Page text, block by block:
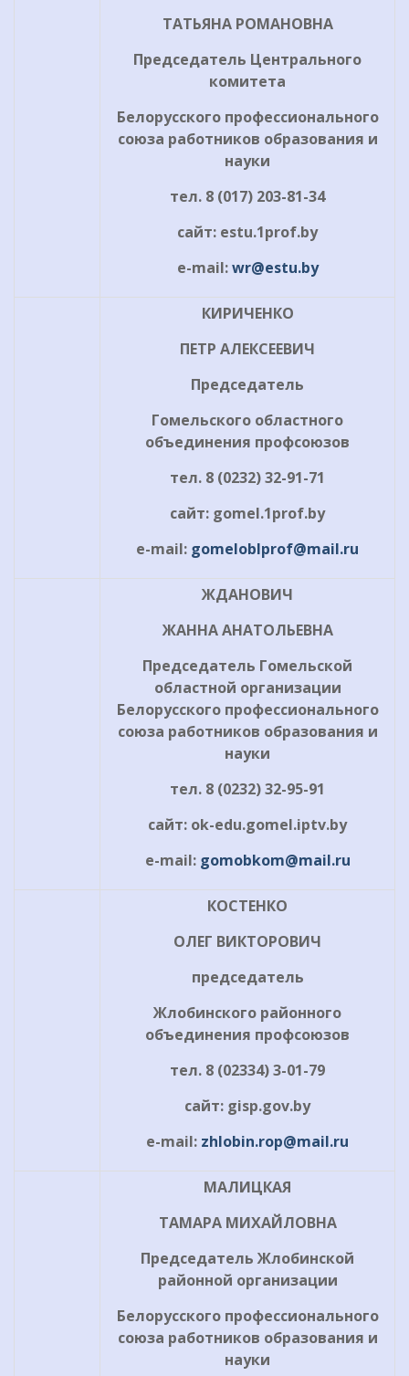
ТАТЬЯНА РОМАНОВНА
Председатель Центрального
комитета
Белорусского профессионального
союза работников образования и
науки
тел. 8 (017) 203-81-34
сайт: estu.1prof.by
e-mail:wr@estu.by
КИРИЧЕНКО
ПЕТР АЛЕКСЕЕВИЧ
Председатель
Гомельского областного
объединения профсоюзов
тел. 8 (0232) 32-91-71
сайт: gomel.1prof.by
e-mail: gomeloblprof@mail.ru
ЖДАНОВИЧ
ЖАННА АНАТОЛЬЕВНА
Председатель Гомельской
областной организации
Белорусского профессионального
союза работников образования и
науки
тел. 8 (0232) 32-95-91
сайт: ok-edu.gomel.iptv.by
e-mail: gomobkom@mail.ru
КОСТЕНКО
ОЛЕГ ВИКТОРОВИЧ
председатель
Жлобинского районного
объединения профсоюзов
тел. 8 (02334) 3-01-79
сайт: gisp.gov.by
e-mail: zhlobin.rop@mail.ru
МАЛИЦКАЯ
ТАМАРА МИХАЙЛОВНА
Председатель Жлобинской
районной организации
Белорусского профессионального
союза работников образования и
науки